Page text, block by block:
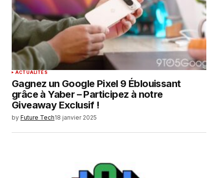
ACTUALITÉS
Gagnez un Google Pixel 9 Éblouissant
grâce à Yaber – Participez à notre
Giveaway Exclusif !
by Future Tech18 janvier 2025